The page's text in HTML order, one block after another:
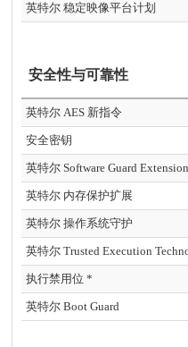
英特尔 稳定映像平台计划
安全性与可靠性
英特尔 AES 新指令
安全密钥
英特尔 Software Guard
英特尔 内存保护扩展
英特尔 操作系统守护
英特尔 Trusted Execution
执行禁用位 *
英特尔 Boot Guard